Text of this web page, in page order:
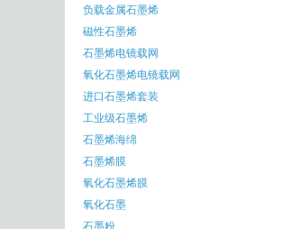
负载金属石墨烯
磁性石墨烯
石墨烯电镜载网
氧化石墨烯电镜载网
进口石墨烯套装
工业级石墨烯
石墨烯海绵
石墨烯膜
氧化石墨烯膜
氧化石墨
石墨粉